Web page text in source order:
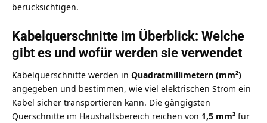
berücksichtigen.
Kabelquerschnitte im Überblick: Welche
gibt es und wofür werden sie verwendet
Kabelquerschnitte werden in Quadratmillimetern (mm²)
angegeben und bestimmen, wie viel elektrischen Strom ein
Kabel sicher transportieren kann. Die gängigsten
Querschnitte im Haushaltsbereich reichen von 1,5 mm² für